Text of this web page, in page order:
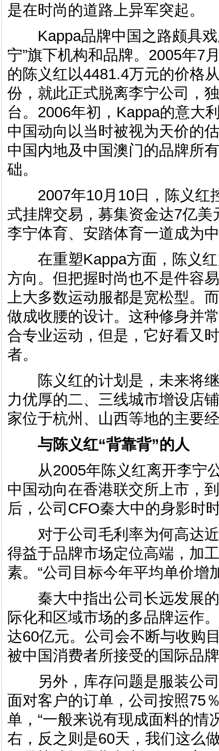
是在时尚的道路上异军突起。
Kappa品牌中国之路颇具戏
宁”旗下机构和品牌。2005年7
的陈义红以4481.4万元的价格
份，就此正式脱离李宁公司，
台。2006年初，Kappa的意大
中国动向以当时被视为天价的
中国内地及中国澳门的品牌所
础。
2007年10月10日，陈义红
式挂牌交易，募集资金达7亿
李宁体育、安踏体育一道成为
在重塑Kappa方面，陈义红
方向。但把握时尚也不是件容
上大多数运动服都是宽松型。
做成收腰的设计。这种修身并
合专业运动，但是，它好看又
者。
陈义红的计划是，未来将继
力优厚的二、三线城市增设店
家位于杭州、山西等地的主要
与陈义红“背靠背”的人
从2005年陈义红离开李宁公
中国动向在香港联交所上市，
后，公司CFO秦大中的身影时
对于公司毛利率为何高达近
得益于品牌市场定位高端，加
素。“公司目标今年平均单价增
秦大中指出公司长远发展的
际化和区域市场的多品牌运作
达60亿元。公司会不断与收购
被中国消费者所接受的国际品
另外，库存问题是服装公司
面对客户的订单，公司按照75
单，“一般来说有现成面料的情
右，反之则是60天，我们这么